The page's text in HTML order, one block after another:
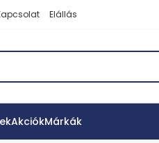
Elállás
AkciókMárkák